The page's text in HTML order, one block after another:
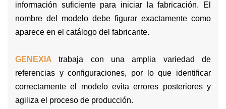
información suficiente para iniciar la fabricación. El
nombre del modelo debe figurar exactamente como
aparece en el catálogo del fabricante.
GENEXIAtrabaja con una amplia variedad de
referencias y configuraciones, por lo que identificar
correctamente el modelo evita errores posteriores y
agiliza el proceso de producción.